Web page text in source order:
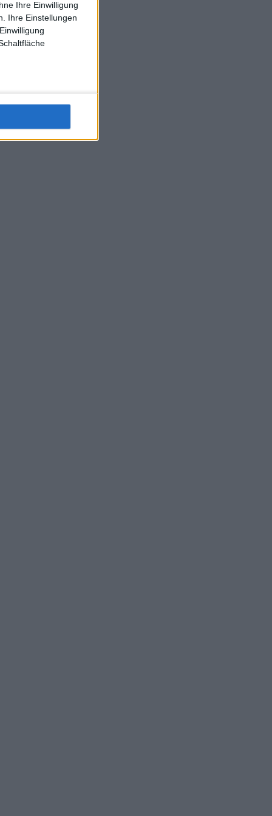
Ihre Einwilligung
Ihre Einstellungen
L-Struff wahrscheinlich morge 3 Spiele absolvieren (2.
1x Doppel) dank der hervorragenden Unterstützung
für F-A-A